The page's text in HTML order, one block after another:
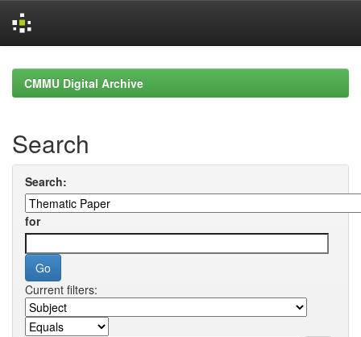
navigationCMMU Digital Archive
Search
Search:
for
Current filters: